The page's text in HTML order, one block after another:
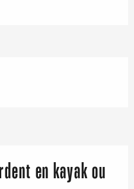
en kayak ou